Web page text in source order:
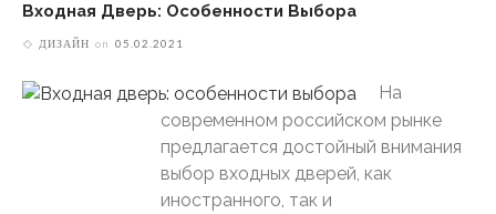
Входная Дверь: Особенности Выбора
ДИЗАЙН on 05.02.2021
На
современном российском рынке
предлагается достойный внимания
выбор входных дверей, как
иностранного, так и